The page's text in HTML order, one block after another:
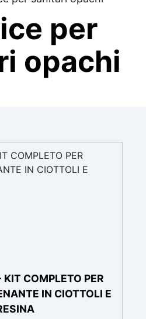
per
opachi
COMPLETO PER
IN CIOTTOLI E